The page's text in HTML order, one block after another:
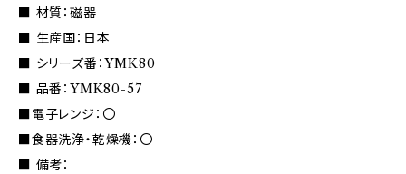
■ 材質：磁器
■ 生産国：日本
■ シリーズ番：YMK80
■ 品番：YMK80-57
■電子レンジ：〇
■食器洗浄・乾燥機：〇
■ 備考：